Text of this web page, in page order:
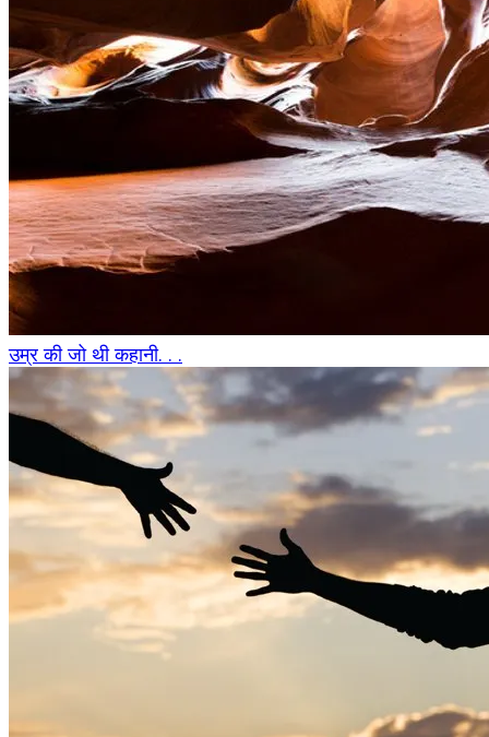
उम्र की जो थी कहानी. . .